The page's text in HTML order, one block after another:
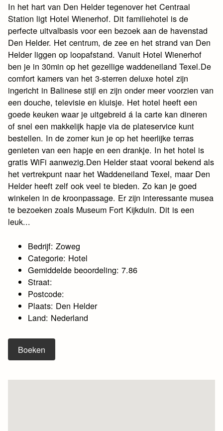
In het hart van Den Helder tegenover het Centraal
Station ligt Hotel Wienerhof. Dit familiehotel is de
perfecte uitvalbasis voor een bezoek aan de havenstad
Den Helder. Het centrum, de zee en het strand van Den
Helder liggen op loopafstand. Vanuit Hotel Wienerhof
ben je in 30min op het gezellige waddeneiland Texel.De
comfort kamers van het 3-sterren deluxe hotel zijn
ingericht in Balinese stijl en zijn onder meer voorzien van
een douche, televisie en kluisje. Het hotel heeft een
goede keuken waar je uitgebreid á la carte kan dineren
of snel een makkelijk hapje via de plateservice kunt
bestellen. In de zomer kun je op het heerlijke terras
genieten van een hapje en een drankje. In het hotel is
gratis WiFi aanwezig.Den Helder staat vooral bekend als
het vertrekpunt naar het Waddeneiland Texel, maar Den
Helder heeft zelf ook veel te bieden. Zo kan je goed
winkelen in de kroonpassage. Er zijn interessante musea
te bezoeken zoals Museum Fort Kijkduin. Dit is een
leuk...
Bedrijf: Zoweg
Categorie: Hotel
Gemiddelde beoordeling: 7.86
Straat:
Postcode:
Plaats: Den Helder
Land: Nederland
Boeken